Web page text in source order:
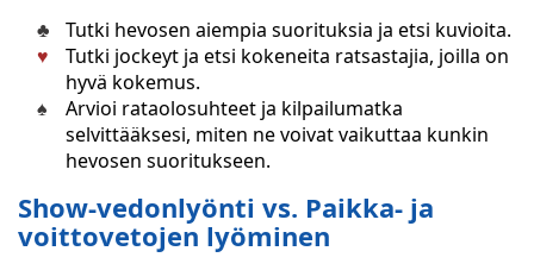
Tutki hevosen aiempia suorituksia ja etsi kuvioita.
Tutki jockeyt ja etsi kokeneita ratsastajia, joilla on
hyvä kokemus.
Arvioi rataolosuhteet ja kilpailumatka
selvittääksesi, miten ne voivat vaikuttaa kunkin
hevosen suoritukseen.
Show-vedonlyönti vs. Paikka- ja
voittovetojen lyöminen